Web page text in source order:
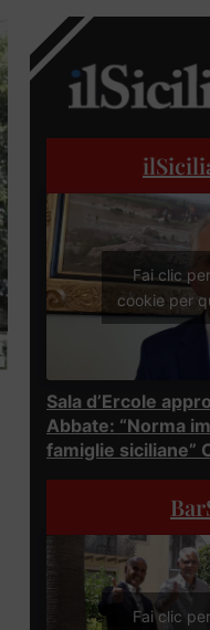
Fai clic
cookie per
Sala d’Ercole
Abbate: “Norma
famiglie siciliane”
Fai clic